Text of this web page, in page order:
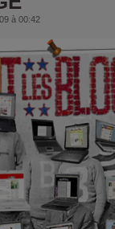
à 00:42